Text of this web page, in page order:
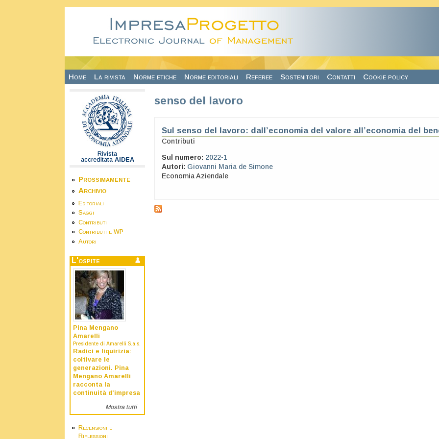
Home La rivista Norme etiche Norme editoriali Referee Sostenitori Contatti Cookie policy
Rivista
accreditata AIDEA
Prossimamente
Archivio
Editoriali
Saggi
Contributi
Contributi e WP
Autori
L'ospite
Pina Mengano
Amarelli
Presidente di Amarelli S.a.s.
Radici e liquirizia:
coltivare le
generazioni. Pina
Mengano Amarelli
racconta la
continuità d’impresa
Mostra tutti
Recensioni e
Riflessioni
senso del lavoro
Sul senso del lavoro: dall’economia del valore all’economia del
Contributi
Sul numero: 2022-1
Autori: Giovanni Maria de Simone
Economia Aziendale